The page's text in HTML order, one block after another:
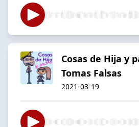
Cosas de Hija y
Tomas Falsas
2021-03-19